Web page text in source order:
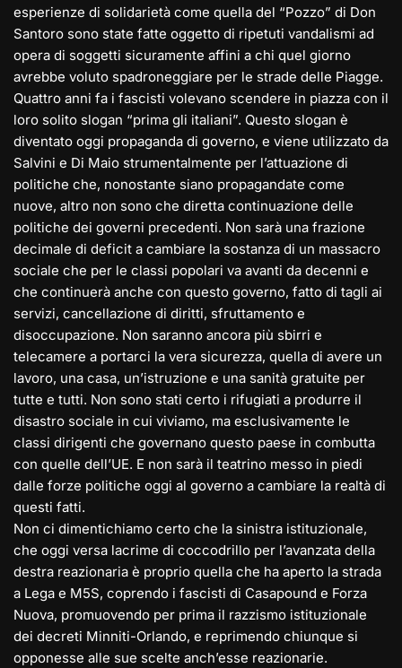
esperienze di solidarietà come quella del “Pozzo” di Don
Santoro sono state fatte oggetto di ripetuti vandalismi ad
opera di soggetti sicuramente affini a chi quel giorno
avrebbe voluto spadroneggiare per le strade delle Piagge.
Quattro anni fa i fascisti volevano scendere in piazza con il
loro solito slogan “prima gli italiani”. Questo slogan è
diventato oggi propaganda di governo, e viene utilizzato da
Salvini e Di Maio strumentalmente per l’attuazione di
politiche che, nonostante siano propagandate come
nuove, altro non sono che diretta continuazione delle
politiche dei governi precedenti. Non sarà una frazione
decimale di deficit a cambiare la sostanza di un massacro
sociale che per le classi popolari va avanti da decenni e
che continuerà anche con questo governo, fatto di tagli ai
servizi, cancellazione di diritti, sfruttamento e
disoccupazione. Non saranno ancora più sbirri e
telecamere a portarci la vera sicurezza, quella di avere un
lavoro, una casa, un’istruzione e una sanità gratuite per
tutte e tutti. Non sono stati certo i rifugiati a produrre il
disastro sociale in cui viviamo, ma esclusivamente le
classi dirigenti che governano questo paese in combutta
con quelle dell’UE. E non sarà il teatrino messo in piedi
dalle forze politiche oggi al governo a cambiare la realtà di
questi fatti.
Non ci dimentichiamo certo che la sinistra istituzionale,
che oggi versa lacrime di coccodrillo per l’avanzata della
destra reazionaria è proprio quella che ha aperto la strada
a Lega e M5S, coprendo i fascisti di Casapound e Forza
Nuova, promuovendo per prima il razzismo istituzionale
dei decreti Minniti-Orlando, e reprimendo chiunque si
opponesse alle sue scelte anch’esse reazionarie.